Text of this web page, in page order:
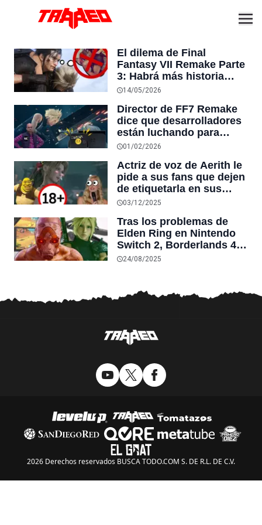
El dilema de Final
Fantasy VII Remake Parte
3: Habrá más historia
para Zack, pero su
estar sellado
14/05/2026
Director de FF7 Remake
dice que desarrolladores
están luchando para
hacer ports a Nintendo
especificaciones son algo
inferiores”
01/02/2026
Actriz de voz de Aerith le
pide a sus fans que dejen
de etiquetarla en sus
fanfics “calientes” de
03/12/2025
Tras los problemas de
Elden Ring en Nintendo
Switch 2, Borderlands 4
también tendría mal
luce excelente
24/08/2025
2026 Derechos reservados BUSCA TODO.COM S. DE R.L. DE C.V.